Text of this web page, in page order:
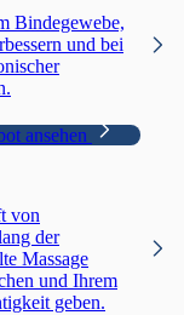
Bindegewebe,
und bei
ansehen
von
der
Massage
und Ihrem
geben.